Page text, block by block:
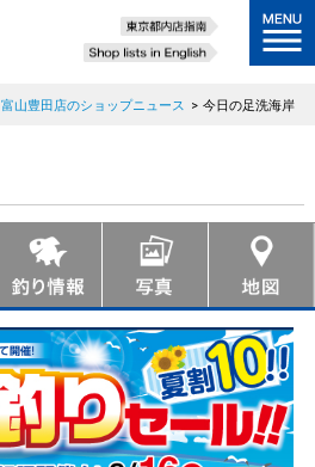
富山豊田店のショップニュース > 今日の足洗海岸